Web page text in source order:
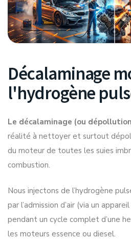
Décalaminage
l'hydrogène
Le décalaminage (ou
réalité à nettoyer et surtout
du moteur de toutes les suies
combustion.
Nous injectons de l’hydrogène
par l’admission d’air (via un
pendant un cycle complet d’une
les moteurs essence ou diesel.